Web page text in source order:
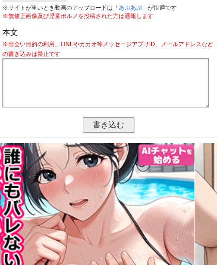
※サイトが重いとき動画のアップロードは「 あぷあぷ 」が快適です
※無修正画像及び児童ポルノを投稿された方は通報します
本文
※出会い目的の利用、LINEやカカオ等メッセージアプリID、メールアドレスなど
の書き込みは禁止です